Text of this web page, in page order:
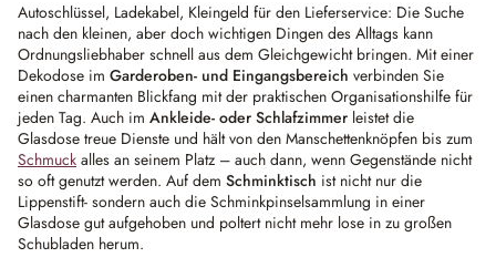
Autoschlüssel, Ladekabel, Kleingeld für den Lieferservice: Die Suche
nach den kleinen, aber doch wichtigen Dingen des Alltags kann
Ordnungsliebhaber schnell aus dem Gleichgewicht bringen. Mit einer
Dekodose im Garderoben- und Eingangsbereich verbinden Sie
einen charmanten Blickfang mit der praktischen Organisationshilfe für
jeden Tag. Auch im Ankleide- oder Schlafzimmer leistet die
Glasdose treue Dienste und hält von den Manschettenknöpfen bis zum
Schmuck alles an seinem Platz – auch dann, wenn Gegenstände nicht
so oft genutzt werden. Auf dem Schminktisch ist nicht nur die
Lippenstift- sondern auch die Schminkpinselsammlung in einer
Glasdose gut aufgehoben und poltert nicht mehr lose in zu großen
Schubladen herum.